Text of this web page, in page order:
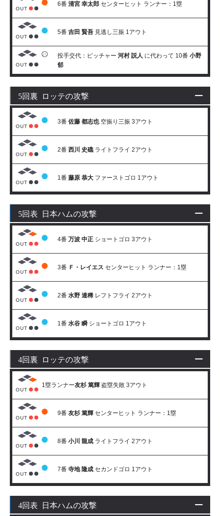
OUT
6番 清宮 幸太郎 センターヒット ランナー：1塁
OUT
5番 吉田 賢吾 見逃し三振 1アウト
OUT
投手交代：ピッチャー 河村 説人 に代わって 10番 小野
郁
5回裏 ロッテの攻撃
OUT
3番 佐藤 都志也空振り三振 3アウト
OUT
2番 西川 史礁ライトフライ 2アウト
OUT
1番 藤原 恭大 ファーストゴロ 1アウト
5回表 日本ハムの攻撃
OUT
4番 万波 中正 ショートゴロ 3アウト
OUT
3番 Ｆ・レイエス センターヒット ランナー：1塁
OUT
2番 水野 達稀 レフトフライ 2アウト
OUT
1番 水谷 瞬 ショートゴロ 1アウト
4回裏 ロッテの攻撃
OUT
1塁ランナー友杉 篤輝 盗塁失敗 3アウト
OUT
9番 友杉 篤輝 センターヒット ランナー：1塁
OUT
8番 小川 龍成 ライトフライ 2アウト
OUT
7番 寺地 隆成 セカンドゴロ 1アウト
4回表 日本ハムの攻撃